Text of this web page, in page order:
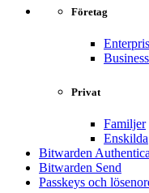
Företag
Business
Privat
Familjer
Enskilda
Bitwarden
Bitwarden Send
Passkeys och